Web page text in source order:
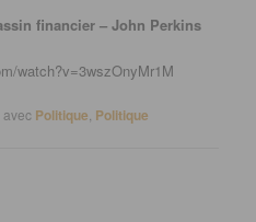
financier – John Perkins
watch?v=3wszOnyMr1M
Politique Politique